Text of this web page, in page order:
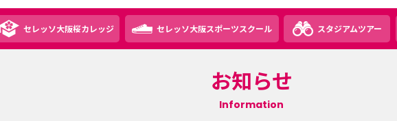
セレッソ大阪桜カレッジ セレッソ大阪スポーツスクール スタジアムツアー
お知らせ
Information